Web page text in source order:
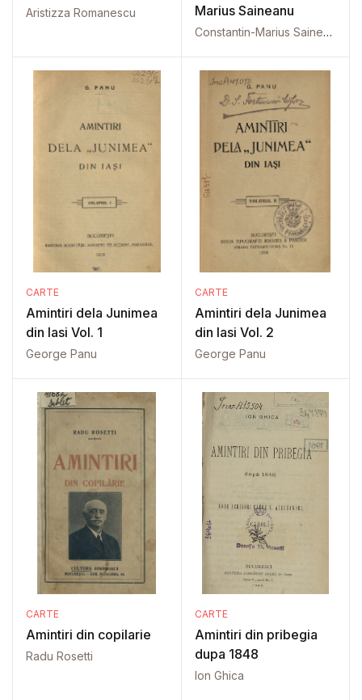
Aristizza Romanescu
Marius Saineanu
Constantin-Marius Saineanu
CARTE
Amintiri dela Junimea
din Iasi Vol. 1
George Panu
CARTE
Amintiri dela Junimea
din Iasi Vol. 2
George Panu
CARTE
Amintiri din copilarie
Radu Rosetti
CARTE
Amintiri din pribegia
dupa 1848
Ion Ghica